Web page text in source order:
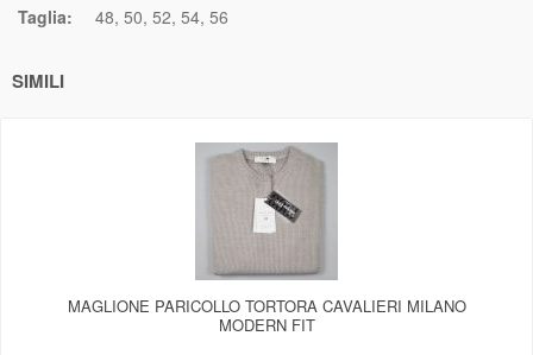
Taglia: 48 50 52 54 56
SIMILI
MAGLIONE PARICOLLO TORTORA CAVALIERI MILANO
MODERN FIT